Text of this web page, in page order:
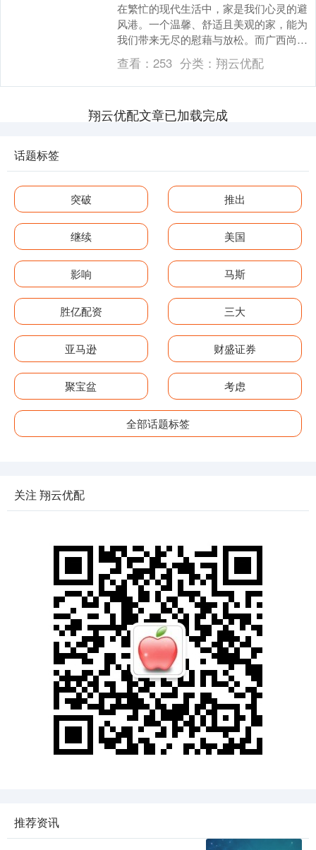
在繁忙的现代生活中，家是我们心灵的避
风港。一个温馨、舒适且美观的家，能为
我们带来无尽的慰藉与放松。而广西尚材
居建材有限公司，正是那个能够助您实现
家居梦想，让家焕....
查看：253 分类： 翔云优配
翔云优配文章已加载完成
话题标签
突破 推出
继续 美国
影响 马斯
胜亿配资 三大
亚马逊 财盛证券
聚宝盆 考虑
全部话题标签
关注 翔云优配
推荐资讯